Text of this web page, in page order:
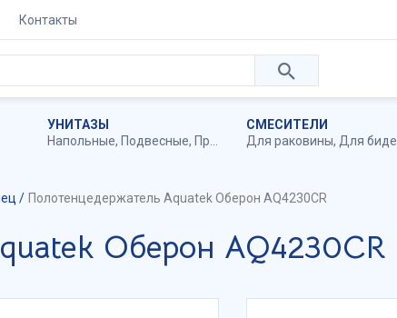
Контакты
УНИТАЗЫ
Напольные, Подвесные, Приставные
СМЕСИТЕЛИ
Для раковины, Для биде
Полотенцедержатель Aquatek Оберон AQ4230CR
Оберон AQ4230CR